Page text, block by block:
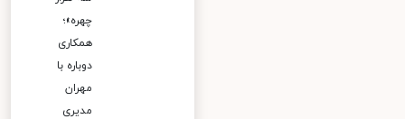
چهره»؛
همکاری
دوباره با
مهران
مدیری